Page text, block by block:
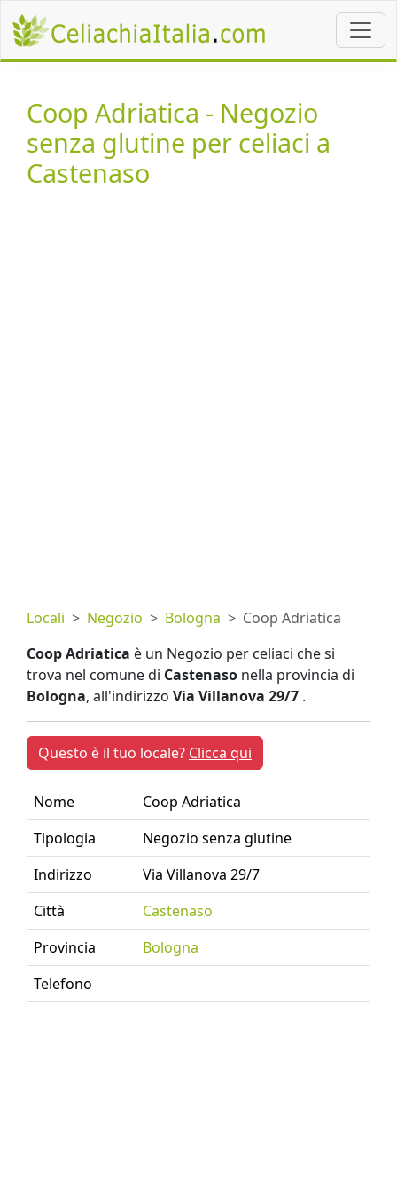
Coop Adriatica - Negozio
senza glutine per celiaci a
Castenaso
Locali Negozio Bologna
Coop Adriatica
Coop Adriatica è un Negozio per celiaci che si
trova nel comune di Castenaso nella provincia di
Bologna, all'indirizzo Via Villanova 29/7 .
Questo è il tuo locale? Clicca qui
Nome
Coop Adriatica
Tipologia
Negozio senza glutine
Indirizzo
Via Villanova 29/7
Città
Castenaso
Provincia
Bologna
Telefono